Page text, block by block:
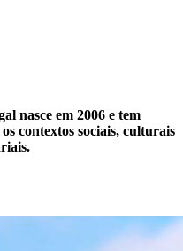
nasce em 2006 e tem
contextos sociais, culturais